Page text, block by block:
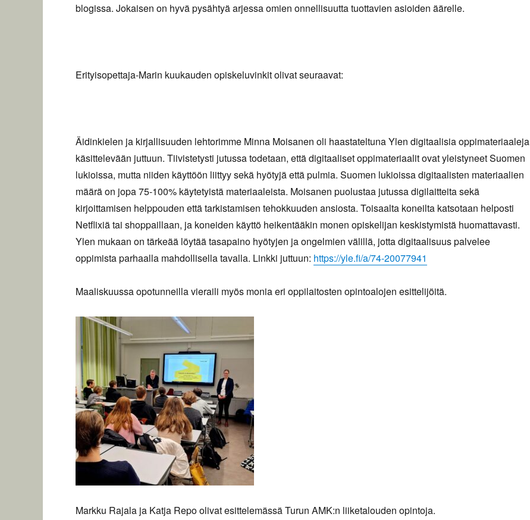
blogissa. Jokaisen on hyvä pysähtyä arjessa omien onnellisuutta tuottavien asioiden äärelle.
Erityisopettaja-Marin kuukauden opiskeluvinkit olivat seuraavat:
Äidinkielen ja kirjallisuuden lehtorimme Minna Moisanen oli haastateltuna Ylen digitaalisia oppimateriaaleja
käsittelevään juttuun. Tiivistetysti jutussa todetaan, että digitaaliset oppimateriaalit ovat yleistyneet Suomen
lukioissa, mutta niiden käyttöön liittyy sekä hyötyjä että pulmia. Suomen lukioissa digitaalisten materiaalien
määrä on jopa 75-100% käytetyistä materiaaleista. Moisanen puolustaa jutussa digilaitteita sekä
kirjoittamisen helppouden että tarkistamisen tehokkuuden ansiosta. Toisaalta koneilta katsotaan helposti
Netflixiä tai shoppaillaan, ja koneiden käyttö heikentääkin monen opiskelijan keskistymistä huomattavasti.
Ylen mukaan on tärkeää löytää tasapaino hyötyjen ja ongelmien välillä, jotta digitaalisuus palvelee
oppimista parhaalla mahdollisella tavalla. Linkki juttuun: https://yle.fi/a/74-20077941
Maaliskuussa opotunneilla vieraili myös monia eri oppilaitosten opintoalojen esittelijöitä.
Markku Rajala ja Katja Repo olivat esittelemässä Turun AMK:n liiketalouden opintoja.